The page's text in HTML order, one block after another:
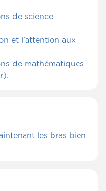
de science
et l’attention aux
de mathématiques
les bras bien